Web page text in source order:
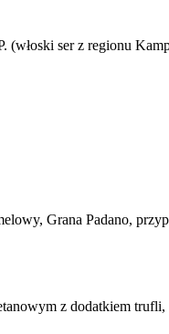
ser z regionu
Grana Padano,
z dodatkiem